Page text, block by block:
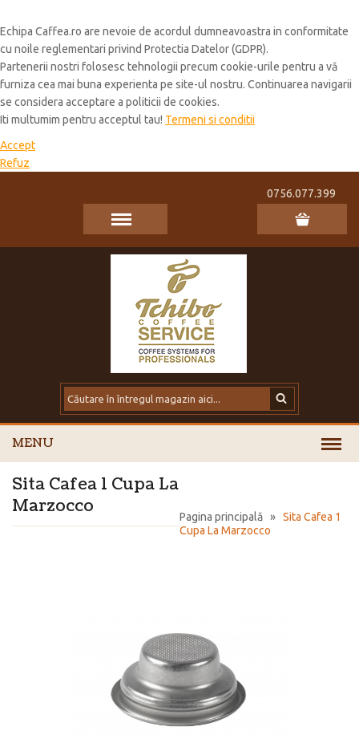
Echipa Caffea.ro are nevoie de acordul dumneavoastra in conformitate
cu noile reglementari privind Protectia Datelor (GDPR).
Partenerii nostri folosesc tehnologii precum cookie-urile pentru a vă
furniza cea mai buna experienta pe site-ul nostru. Continuarea navigarii
se considera acceptare a politicii de cookies.
Iti multumim pentru acceptul tau! Termeni si conditii
Accept
Refuz
0756.077.399
MENU
Pagina principală » Sita Cafea 1
Cupa La Marzocco
Sita Cafea 1 Cupa La
Marzocco